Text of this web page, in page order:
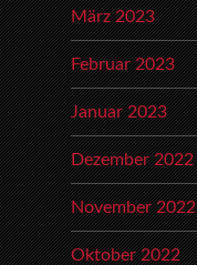
März 2023
Februar 2023
Januar 2023
Dezember 2022
November 2022
Oktober 2022